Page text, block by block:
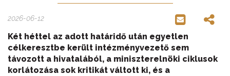
2026-06-12
Két héttel az adott határidő után egyetlen
célkeresztbe került intézményvezető sem
távozott a hivatalából, a miniszterelnöki ciklusok
korlátozása sok kritikát váltott ki, és a